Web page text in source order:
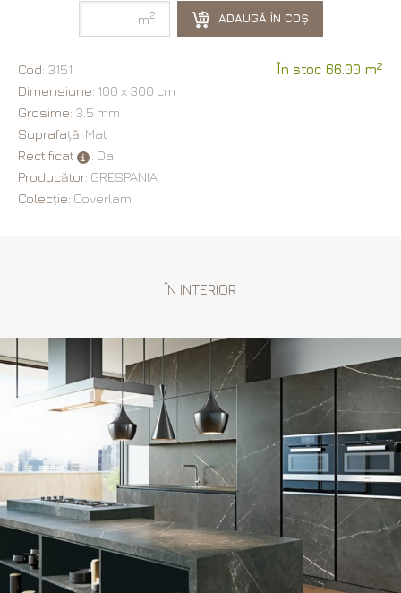
m2 ADAUGĂ ÎN COȘ
Cod: 3151 În stoc 66.00 m2
Dimensiune: 100 х 300 cm
Grosime: 3.5 mm
Suprafață: Mat
Rectificat
: Da
Producător: GRESPANIA
Colecție: Coverlam
ÎN INTERIOR